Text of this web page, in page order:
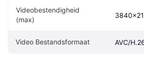
Videobestendigheid
(max)
Video Bestandsformaat AVC/